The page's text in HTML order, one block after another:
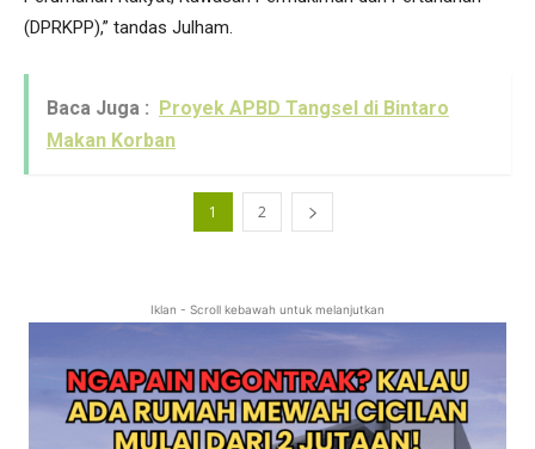
(DPRKPP),” tandas Julham.
Baca Juga :
Proyek APBD Tangsel di Bintaro
Makan Korban
1 2
Iklan - Scroll kebawah untuk melanjutkan